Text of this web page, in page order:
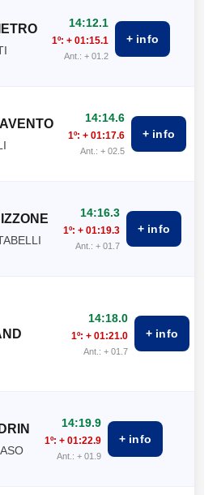
14:12.1
1º: + 01:15.1
Ant.: + 01.2
+ info
14:14.6
1º: + 01:17.6
Ant.: + 02.5
+ info
14:16.3
1º: + 01:19.3
Ant.: + 01.7
+ info
14:18.0
1º: + 01:21.0
Ant.: + 01.7
+ info
14:19.9
1º: + 01:22.9
Ant.: + 01.9
+ info